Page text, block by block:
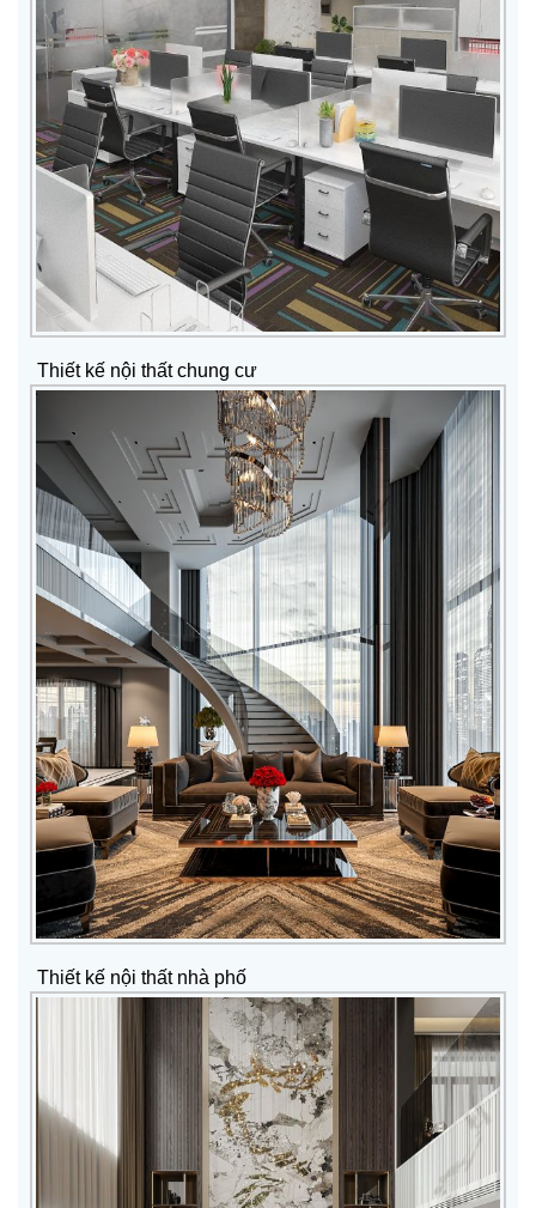
Thiết kế nội thất chung cư
Thiết kế nội thất nhà phố